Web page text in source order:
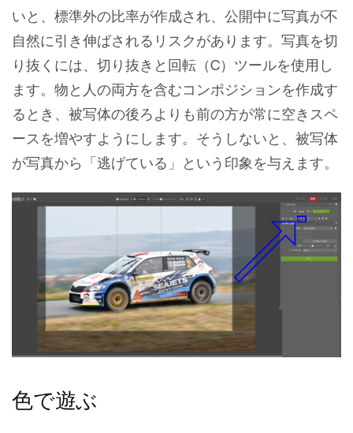
いと、標準外の比率が作成され、公開中に写真が不
自然に引き伸ばされるリスクがあります。写真を切
り抜くには、切り抜きと回転（C）ツールを使用し
ます。物と人の両方を含むコンポジションを作成す
るとき、被写体の後ろよりも前の方が常に空きスペ
ースを増やすようにします。そうしないと、被写体
が写真から「逃げている」という印象を与えます。
色で遊ぶ